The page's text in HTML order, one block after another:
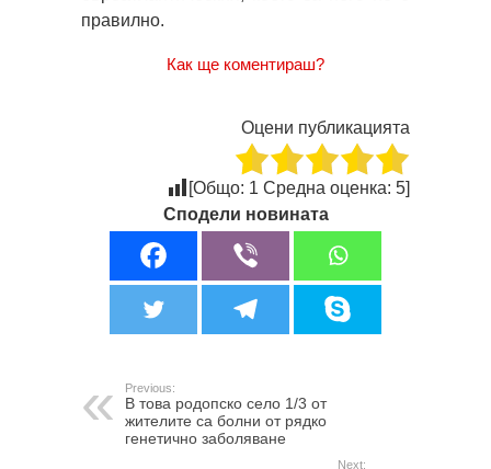
правилно.
Как ще коментираш?
Оцени публикацията
[Общо: 1 Средна оценка: 5]
Сподели новината
Previous:
В това родопско село 1/3 от
жителите са болни от рядко
генетично заболяване
Next: